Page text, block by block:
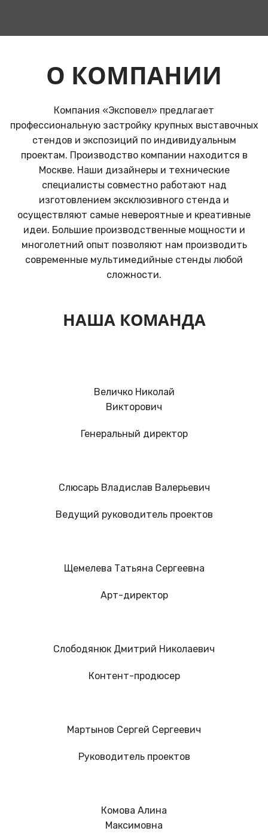
О КОМПАНИИ
Компания «Эксповел» предлагает
профессиональную застройку крупных выставочных
стендов и экспозиций по индивидуальным
проектам. Производство компании находится в
Москве. Наши дизайнеры и технические
специалисты совместно работают над
изготовлением эксклюзивного стенда и
осуществляют самые невероятные и креативные
идеи. Большие производственные мощности и
многолетний опыт позволяют нам производить
современные мультимедийные стенды любой
сложности.
НАША КОМАНДА
Величко Николай
Викторович
Генеральный директор
Слюсарь Владислав Валерьевич
Ведущий руководитель проектов
Щемелева Татьяна Сергеевна
Арт-директор
Слободянюк Дмитрий Николаевич
Контент-продюсер
Мартынов Сергей Сергеевич
Руководитель проектов
Комова Алина
Максимовна